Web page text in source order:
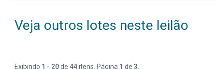
Veja outros lotes neste leilão
Exibindo 1 - 20de 44itens. Página 1 de 3